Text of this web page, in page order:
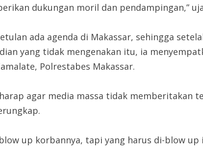
dukungan moril dan pendampingan,”
ada agenda di Makassar, sehingga
yang tidak mengenakan itu, ia
Polrestabes Makassar.
agar media massa tidak memberitakan
up korbannya, tapi yang harus di-blow